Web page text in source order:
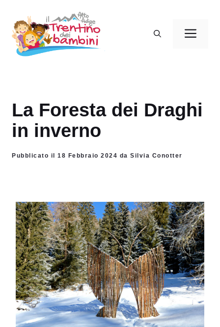
contenuto
La Foresta dei Draghi
in inverno
Pubblicato il 18 Febbraio 2024 da Silvia Conotter